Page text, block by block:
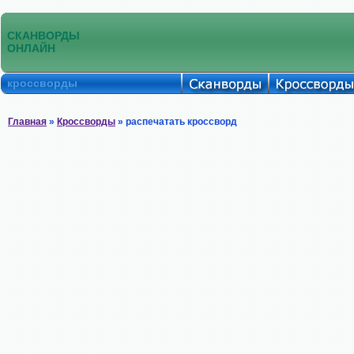
СКАНВОРДЫ
ОНЛАЙН
кроссворды
Главная » Кроссворды » распечатать кроссворд